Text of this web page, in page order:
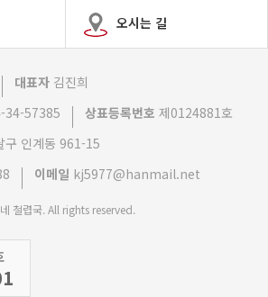
오시는 길
대표자 김진희
34-57385 상표등록번호 제0124881호
구 인계동 961-15
이메일 kj5977@hanmail.net
철렵국. All rights reserved.